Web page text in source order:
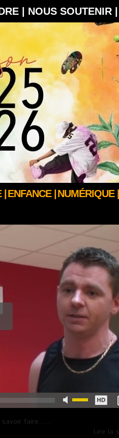
| NOUS SOUTENIR |
ENFANCE | NUMÉRIQUE |
faire......
Lire la